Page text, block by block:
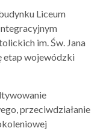
Liceum
im. Św. Jana
etap wojewódzki
przeciwdziałanie